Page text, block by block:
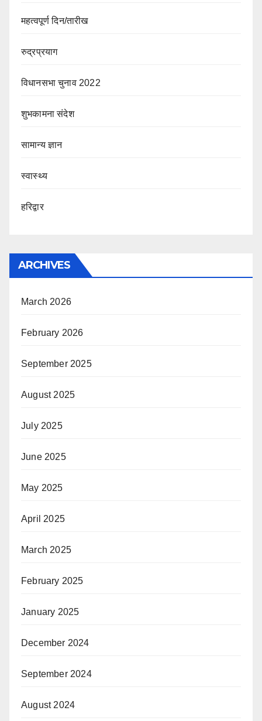
महत्वपूर्ण दिन/तारीख
रुद्रप्रयाग
विधानसभा चुनाव 2022
शुभकामना संदेश
सामान्य ज्ञान
स्वास्थ्य
हरिद्वार
ARCHIVES
March 2026
February 2026
September 2025
August 2025
July 2025
June 2025
May 2025
April 2025
March 2025
February 2025
January 2025
December 2024
September 2024
August 2024